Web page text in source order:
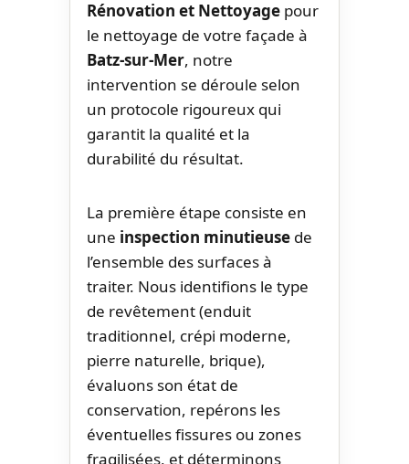
Rénovation et Nettoyage pour
le nettoyage de votre façade à
Batz-sur-Mer, notre
intervention se déroule selon
un protocole rigoureux qui
garantit la qualité et la
durabilité du résultat.
La première étape consiste en
une inspection minutieuse de
l’ensemble des surfaces à
traiter. Nous identifions le type
de revêtement (enduit
traditionnel, crépi moderne,
pierre naturelle, brique),
évaluons son état de
conservation, repérons les
éventuelles fissures ou zones
fragilisées, et déterminons